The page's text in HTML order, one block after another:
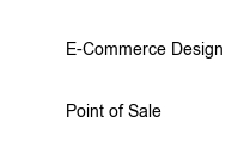
E-Commerce Design
Point of Sale